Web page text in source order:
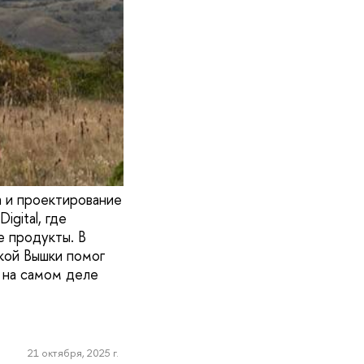
проектирование
где
продукты. В
Вышки помог
на самом деле
21 октября, 2025 г.